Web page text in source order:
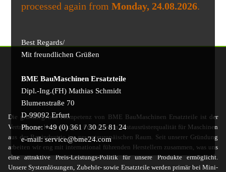
processed again fromMonday, 24.08.2026.
Best Regards/
Mit freundlichen Grüßen
BME BauMaschinen Ersatzteile
Dipl.-Ing.(FH) Mathias Schmidt
Blumenstraße 70
D-99092 Erfurt
Phone: +49 (0) 361 / 30 25 81 24
e-mail: service@bme24.com
Die grundlegende Kompetenz von BME BauMaschinen Ersatzteile ist der
Vertrieb von hochwertigen Produkten in Erstausrüsterqualität für Maschinen
aus der Bauindustrie im gesamteuropäischen Raum. Seit unserer Gründung
arbeiten wir eng mit international führenden Herstellern zusammen, was uns
eine attraktive Preis-Leistungs-Politik für unsere Produkte ermöglicht.
Unsere Systemlösungen, Zubehör- sowie Ersatzteile werden primär bei Mini-